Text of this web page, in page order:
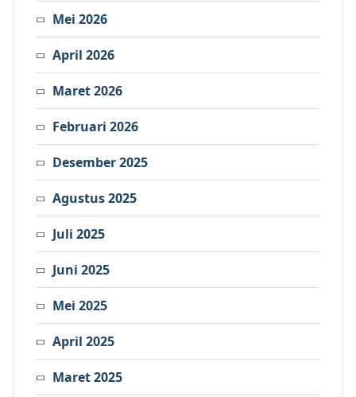
Mei 2026
April 2026
Maret 2026
Februari 2026
Desember 2025
Agustus 2025
Juli 2025
Juni 2025
Mei 2025
April 2025
Maret 2025